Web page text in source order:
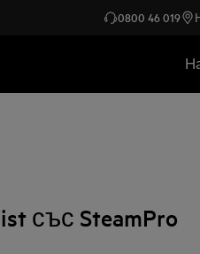
0800 46 019
със SteamPro